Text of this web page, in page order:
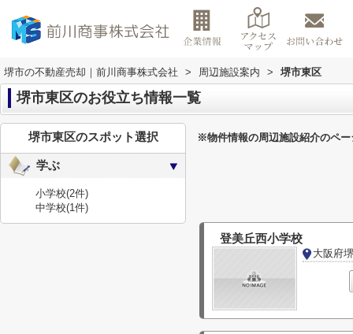
堺市の不動産売却｜前川商事株式会社 > 周辺施設案内 > 堺市東区
堺市東区のお役立ち情報一覧
※物件情報の周辺施設紹介のペ
登美丘西小学校
大阪府
堺市東区のスポット選択
学ぶ
小学校(2件)
中学校(1件)